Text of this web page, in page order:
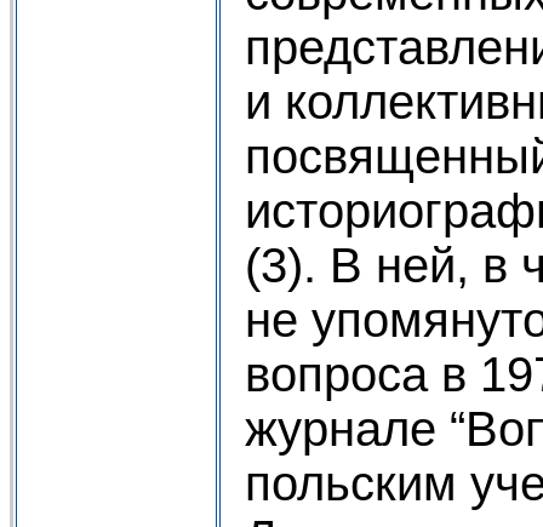
и
(3). В ней, в
не
вопроса в
журнале
польским